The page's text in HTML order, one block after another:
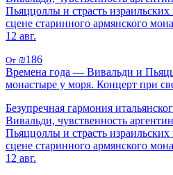
Пьяццоллы и страсть израильских
сцене старинного армянского
12 авг.
От ₪186
Времена года — Вивальди и
монастыре у моря. Концерт при
Безупречная гармония
Вивальди, чувственность
Пьяццоллы и страсть израильских
сцене старинного армянского
12 авг.